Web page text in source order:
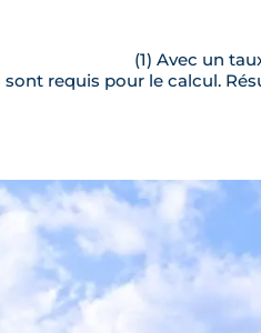
(1) Avec un
requis pour le calcul.